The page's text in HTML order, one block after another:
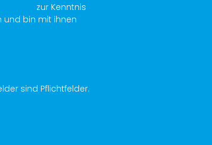
zur Kenntnis
und bin mit ihnen
sind Pflichtfelder.